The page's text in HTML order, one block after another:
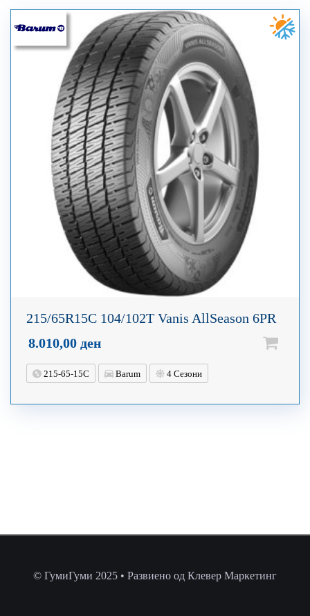
215/65R15C 104/102T Vanis AllSeason 6PR
8.010,00 ден
215-65-15C Barum 4 Сезони
© ГумиГуми 2025 • Развиено од Клевер Маркетинг